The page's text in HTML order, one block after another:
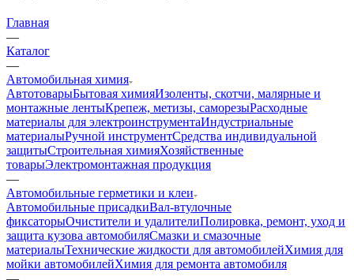
Главная
—
Каталог
—
Автомобильная химия
АвтотоварыБытовая химияИзоленты, скотчи, малярные и
монтажные лентыКрепеж, метизы, саморезыРасходные
материалы для электроинструментаИндустриальные
материалыРучной инструментСредства индивидуальной
защитыСтроительная химияХозяйственные
товарыЭлектромонтажная продукция
—
Автомобильные герметики и клеи
Автомобильные присадкиВал-втулочные
фиксаторыОчистители и удалителиПолировка, ремонт, уход и
защита кузова автомобиляСмазки и смазочные
материалыТехнические жидкости для автомобилейХимия для
мойки автомобилейХимия для ремонта автомобиля